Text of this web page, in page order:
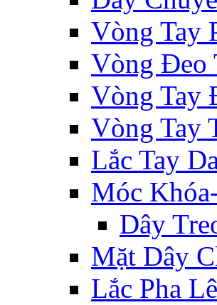
Vòng Tay
Vòng Đeo
Vòng Tay
Vòng Tay
Lắc Tay
Móc
Dây
Mặt Dây
Lắc Pha Lê